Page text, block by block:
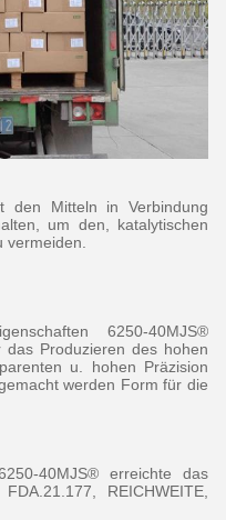
den Mitteln in Verbindung
um den, katalytischen
vermeiden.
6250-40MJS®
Produzieren des hohen
u. hohen Präzision
werden Form für die
40MJS® erreichte das
REICHWEITE,